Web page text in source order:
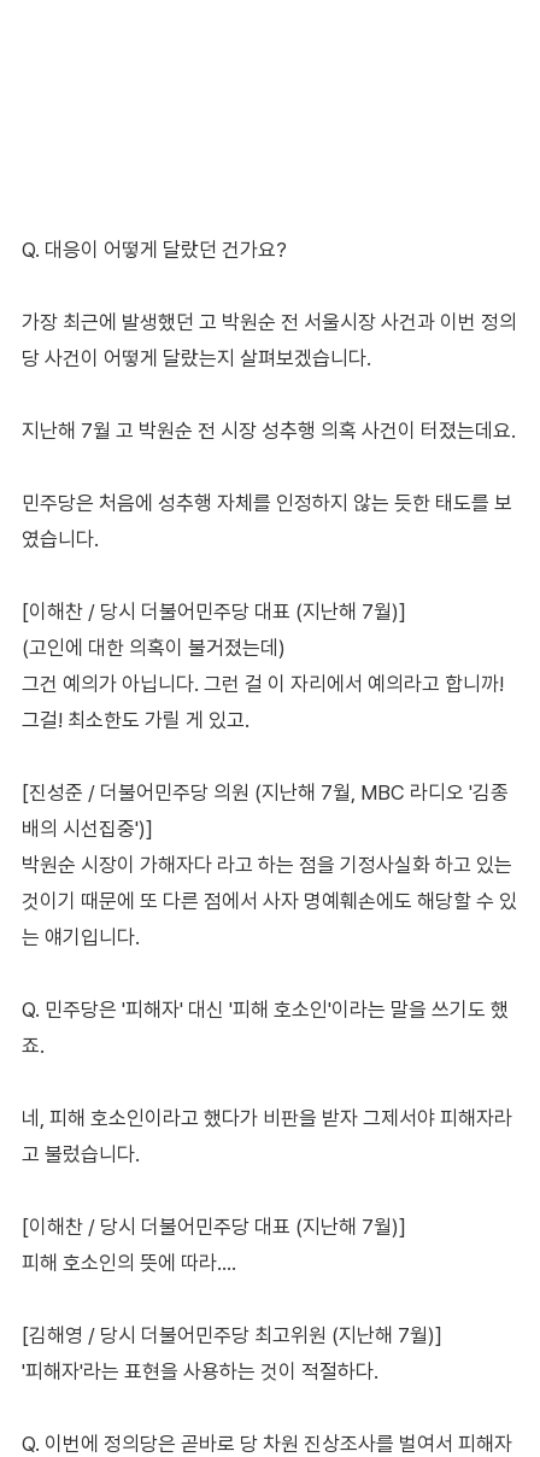
Q. 대응이 어떻게 달랐던 건가요?
가장 최근에 발생했던 고 박원순 전 서울시장 사건과 이번 정의
당 사건이 어떻게 달랐는지 살펴보겠습니다.
지난해 7월 고 박원순 전 시장 성추행 의혹 사건이 터졌는데요.
민주당은 처음에 성추행 자체를 인정하지 않는 듯한 태도를 보
였습니다.
[이해찬 / 당시 더불어민주당 대표 (지난해 7월)]
(고인에 대한 의혹이 불거졌는데)
그건 예의가 아닙니다. 그런 걸 이 자리에서 예의라고 합니까!
그걸! 최소한도 가릴 게 있고.
[진성준 / 더불어민주당 의원 (지난해 7월, MBC 라디오 '김종
배의 시선집중')]
박원순 시장이 가해자다 라고 하는 점을 기정사실화 하고 있는
것이기 때문에 또 다른 점에서 사자 명예훼손에도 해당할 수 있
는 얘기입니다.
Q. 민주당은 '피해자' 대신 '피해 호소인'이라는 말을 쓰기도 했
죠.
네, 피해 호소인이라고 했다가 비판을 받자 그제서야 피해자라
고 불렀습니다.
[이해찬 / 당시 더불어민주당 대표 (지난해 7월)]
피해 호소인의 뜻에 따라….
[김해영 / 당시 더불어민주당 최고위원 (지난해 7월)]
'피해자'라는 표현을 사용하는 것이 적절하다.
Q. 이번에 정의당은 곧바로 당 차원 진상조사를 벌여서 피해자